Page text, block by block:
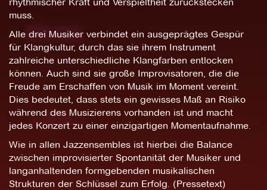
muss.
Alle drei Musiker verbindet ein ausgeprägtes Gespür
für Klangkultur, durch das sie ihrem Instrument
zahlreiche unterschiedliche Klangfarben entlocken
können. Auch sind sie große Improvisatoren, die die
Freude am Erschaffen von Musik im Moment vereint.
Dies bedeutet, dass stets ein gewisses Maß an Risiko
während des Musizierens vorhanden ist und macht
jedes Konzert zu einer einzigartigen Momentaufnahme.
Wie in allen Jazzensembles ist hierbei die Balance
zwischen improvisierter Spontanität der Musiker und
langanhaltenden formgebenden musikalischen
Strukturen der Schlüssel zum Erfolg. (Pressetext)